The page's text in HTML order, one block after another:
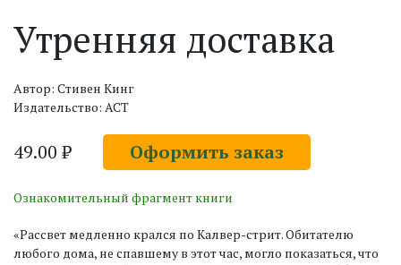
Утренняя доставка
Автор: Стивен Кинг
Издательство: АСТ
49.00 ₽ Оформить заказ
Ознакомительный фрагмент книги
«Рассвет медленно крался по Калвер-стрит. Обитателю
любого дома, не спавшему в этот час, могло показаться, что